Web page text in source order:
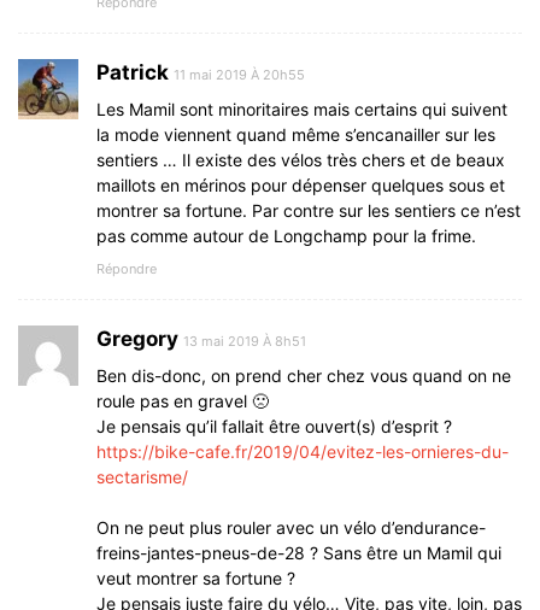
Patrick 11 mai 2019 À 20h55
Les Mamil sont minoritaires mais certains qui suivent
la mode viennent quand même s’encanailler sur les
sentiers … Il existe des vélos très chers et de beaux
maillots en mérinos pour dépenser quelques sous et
montrer sa fortune. Par contre sur les sentiers ce n’est
pas comme autour de Longchamp pour la frime.
Répondre
Gregory 13 mai 2019 À 8h51
Ben dis-donc, on prend cher chez vous quand on ne
roule pas en gravel 🙁
Je pensais qu’il fallait être ouvert(s) d’esprit ?
https://bike-cafe.fr/2019/04/evitez-les-ornieres-du-
sectarisme/
On ne peut plus rouler avec un vélo d’endurance-
freins-jantes-pneus-de-28 ? Sans être un Mamil qui
veut montrer sa fortune ?
Je pensais juste faire du vélo… Vite, pas vite, loin, pas